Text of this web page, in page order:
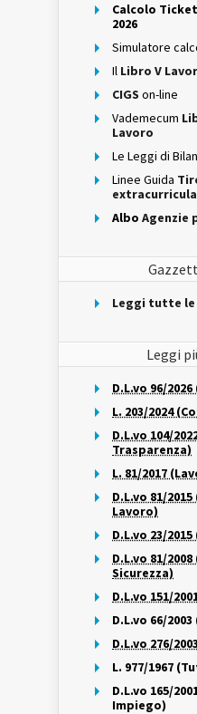
Calcolo
2026
Simulatore
Il Libro V
CIGS on-line
Vademecum
Lavoro
Le Leggi di
Linee Guida
Albo Agenzie
Leggi tutte le
Leggi
D.L.vo 96/
L. 203/2024
D.L.vo 104/
Trasparenza)
L. 81/2017
D.L.vo 81/
Lavoro)
D.L.vo 23/
D.L.vo 81/
Sicurezza)
D.L.vo 151/
D.L.vo 66/
D.L.vo 276/
L. 977/1967
D.L.vo 165/
Impiego)